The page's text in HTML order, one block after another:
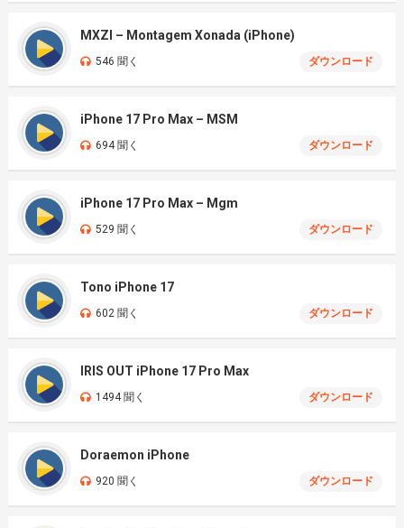
MXZI – Montagem Xonada (iPhone)
546 聞く ダウンロード
iPhone 17 Pro Max – MSM
694 聞く ダウンロード
iPhone 17 Pro Max – Mgm
529 聞く ダウンロード
Tono iPhone 17
602 聞く ダウンロード
IRIS OUT iPhone 17 Pro Max
1494 聞く ダウンロード
Doraemon iPhone
920 聞く ダウンロード